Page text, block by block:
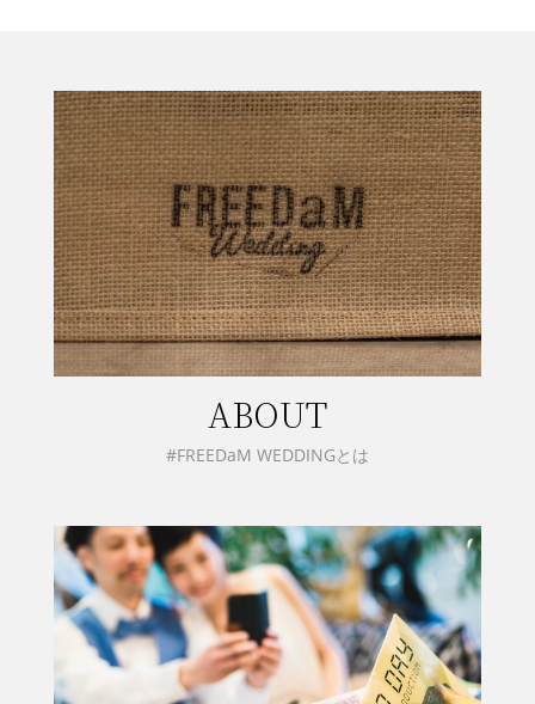
ABOUT
#FREEDaM WEDDINGとは